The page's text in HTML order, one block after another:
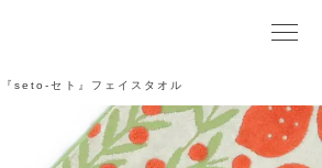
『seto-セト』フェイスタオル